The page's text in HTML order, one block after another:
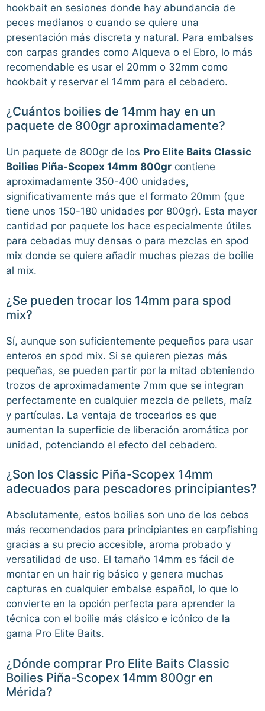
hookbait en sesiones donde hay abundancia de
peces medianos o cuando se quiere una
presentación más discreta y natural. Para embalses
con carpas grandes como Alqueva o el Ebro, lo más
recomendable es usar el 20mm o 32mm como
hookbait y reservar el 14mm para el cebadero.
¿Cuántos boilies de 14mm hay en un
paquete de 800gr aproximadamente?
Un paquete de 800gr de los Pro Elite Baits Classic
Boilies Piña-Scopex 14mm 800gr contiene
aproximadamente 350-400 unidades,
significativamente más que el formato 20mm (que
tiene unos 150-180 unidades por 800gr). Esta mayor
cantidad por paquete los hace especialmente útiles
para cebadas muy densas o para mezclas en spod
mix donde se quiere añadir muchas piezas de boilie
al mix.
¿Se pueden trocar los 14mm para spod
mix?
Sí, aunque son suficientemente pequeños para usar
enteros en spod mix. Si se quieren piezas más
pequeñas, se pueden partir por la mitad obteniendo
trozos de aproximadamente 7mm que se integran
perfectamente en cualquier mezcla de pellets, maíz
y partículas. La ventaja de trocearlos es que
aumentan la superficie de liberación aromática por
unidad, potenciando el efecto del cebadero.
¿Son los Classic Piña-Scopex 14mm
adecuados para pescadores principiantes?
Absolutamente, estos boilies son uno de los cebos
más recomendados para principiantes en carpfishing
gracias a su precio accesible, aroma probado y
versatilidad de uso. El tamaño 14mm es fácil de
montar en un hair rig básico y genera muchas
capturas en cualquier embalse español, lo que lo
convierte en la opción perfecta para aprender la
técnica con el boilie más clásico e icónico de la
gama Pro Elite Baits.
¿Dónde comprar Pro Elite Baits Classic
Boilies Piña-Scopex 14mm 800gr en
Mérida?